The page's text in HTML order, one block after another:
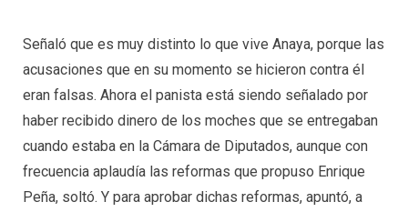
Señaló que es muy distinto lo que vive Anaya, porque las
acusaciones que en su momento se hicieron contra él
eran falsas. Ahora el panista está siendo señalado por
haber recibido dinero de los moches que se entregaban
cuando estaba en la Cámara de Diputados, aunque con
frecuencia aplaudía las reformas que propuso Enrique
Peña, soltó. Y para aprobar dichas reformas, apuntó, a